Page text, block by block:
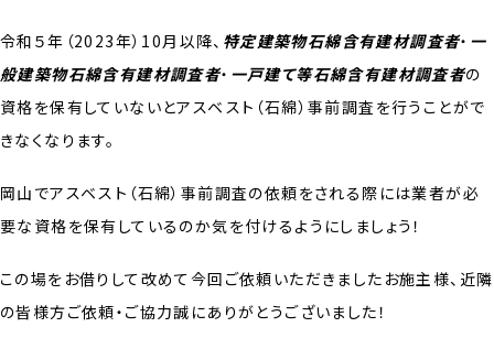
令和５年（2023年）10月以降、 特定建築物石綿含有建材調査者・ 一
般建築物石綿含有建材調査者・ 一戸建て等石綿含有建材調査者の
資格を保有していないとアスベスト（石綿）事前調査を行うことがで
きなくなります。
岡山でアスベスト（石綿）事前調査の依頼をされる際には業者が必
要な資格を保有しているのか気を付けるようにしましょう！
この場をお借りして改めて今回ご依頼いただきましたお施主様、近隣
の皆様方ご依頼・ご協力誠にありがとうございました！